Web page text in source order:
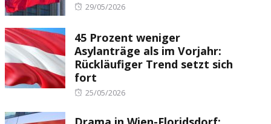
Posted
29/05/2026
45 Prozent weniger
Asylanträge als im Vorjahr:
Rückläufiger Trend setzt sich
fort
Posted
25/05/2026